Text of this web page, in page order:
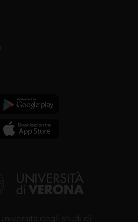
degli studi di